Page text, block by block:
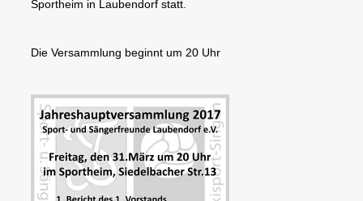
Sportheim in Laubendorf statt.
Die Versammlung beginnt um 20 Uhr